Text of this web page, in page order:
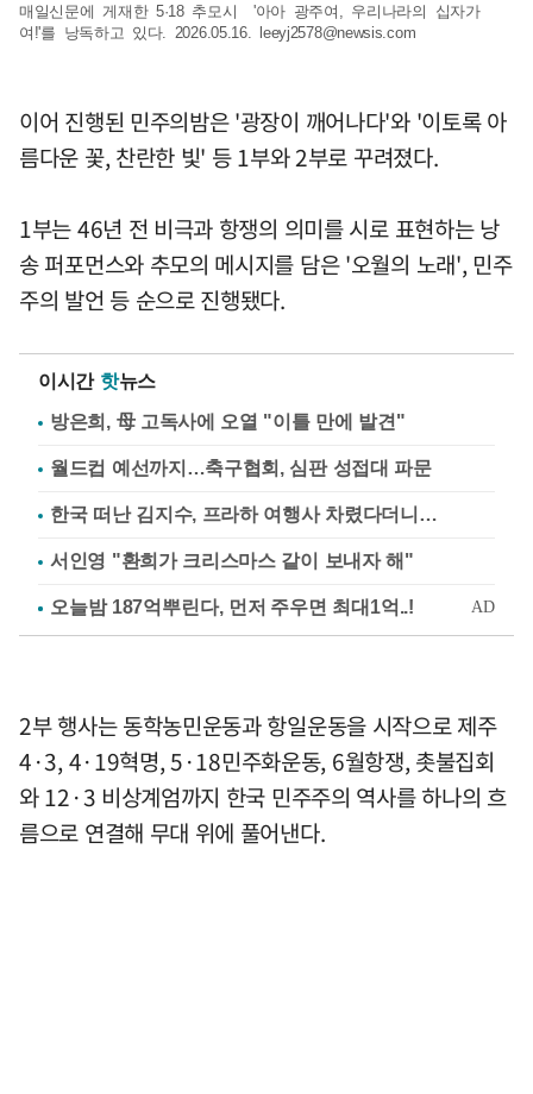
매일신문에 게재한 5·18 추모시 '아아 광주여, 우리나라의 십자가
여!'를 낭독하고 있다. 2026.05.16.
leeyj2578@newsis.com
이어 진행된 민주의밤은 '광장이 깨어나다'와 '이토록 아
름다운 꽃, 찬란한 빛' 등 1부와 2부로 꾸려졌다.
1부는 46년 전 비극과 항쟁의 의미를 시로 표현하는 낭
송 퍼포먼스와 추모의 메시지를 담은 '오월의 노래', 민주
주의 발언 등 순으로 진행됐다.
이시간 핫뉴스
방은희, 母 고독사에 오열 "이틀 만에 발견"
월드컵 예선까지…축구협회, 심판 성접대 파문
한국 떠난 김지수, 프라하 여행사 차렸다더니…
서인영 "환희가 크리스마스 같이 보내자 해"
2부 행사는 동학농민운동과 항일운동을 시작으로 제주
4·3, 4·19혁명, 5·18민주화운동, 6월항쟁, 촛불집회
와 12·3 비상계엄까지 한국 민주주의 역사를 하나의 흐
름으로 연결해 무대 위에 풀어낸다.